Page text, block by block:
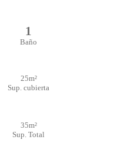
1
Baño
25m²
Sup. cubierta
35m²
Sup. Total